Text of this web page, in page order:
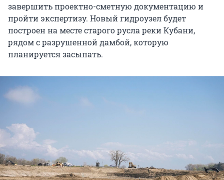
завершить проектно-сметную документацию и
пройти экспертизу. Новый гидроузел будет
построен на месте старого русла реки Кубани,
рядом с разрушенной дамбой, которую
планируется засыпать.